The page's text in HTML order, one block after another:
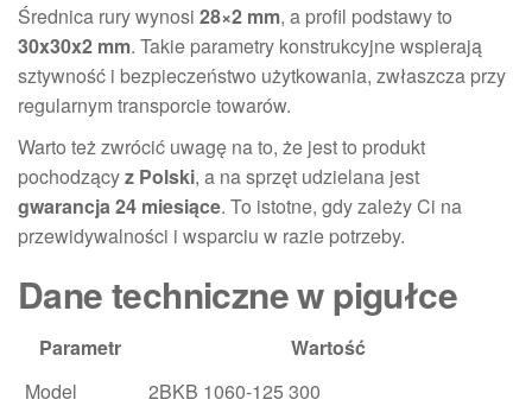
Średnica rury wynosi 28×2 mm, a profil podstawy to
30x30x2 mm. Takie parametry konstrukcyjne wspierają
sztywność i bezpieczeństwo użytkowania, zwłaszcza przy
regularnym transporcie towarów.
Warto też zwrócić uwagę na to, że jest to produkt
pochodzącyz Polski, a na sprzęt udzielana jest
gwarancja 24 miesiące. To istotne, gdy zależy Ci na
przewidywalności i wsparciu w razie potrzeby.
Dane techniczne w pigułce
Parametr
Wartość
Model
2BKB 1060-125 300